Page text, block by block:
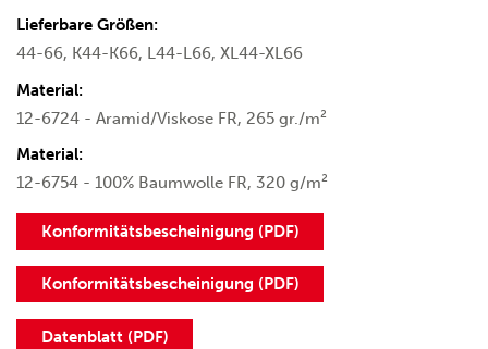
Lieferbare Größen:
44-66, K44-K66, L44-L66, XL44-XL66
Material:
12-6724 - Aramid/Viskose FR, 265 gr./m²
Material:
12-6754 - 100% Baumwolle FR, 320 g/m²
Konformitätsbescheinigung (PDF)
Konformitätsbescheinigung (PDF)
Datenblatt (PDF)